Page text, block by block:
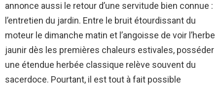
annonce aussi le retour d’une servitude bien connue :
l’entretien du jardin. Entre le bruit étourdissant du
moteur le dimanche matin et l’angoisse de voir l’herbe
jaunir dès les premières chaleurs estivales, posséder
une étendue herbée classique relève souvent du
sacerdoce. Pourtant, il est tout à fait possible